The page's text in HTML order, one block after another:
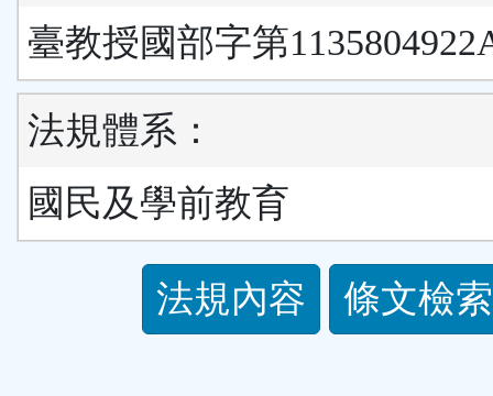
臺教授國部字第
法規體系：
國民及學前教育
法規內容 條文檢索